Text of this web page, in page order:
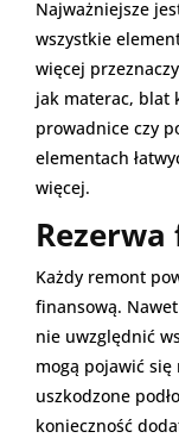
Najważniejsze
wszystkie
więcej
jak materac, blat
prowadnice czy
elementach
więcej.
Każdy remont
finansową.
nie uwzględnić
mogą pojawić się
uszkodzone
konieczność